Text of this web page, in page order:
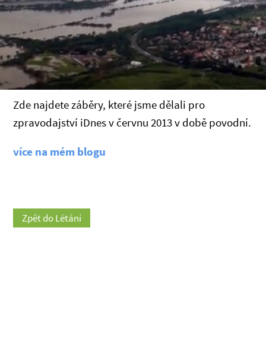
Zde najdete záběry, které jsme dělali pro
zpravodajství iDnes v červnu 2013 v době povodní.
více na mém blogu
Zpět do Létání
Přednášky a školení
Trasy cest
Létání a historie